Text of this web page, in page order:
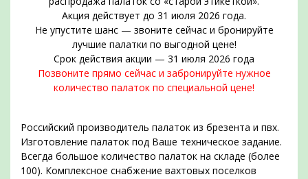
Акция действует до 31 июля 2026 года.
Не упустите шанс — звоните сейчас и бронируйте
лучшие палатки по выгодной цене!
Срок действия акции — 31 июля 2026 года
Позвоните прямо сейчас и забронируйте нужное
количество палаток по специальной цене!
Российский производитель палаток из брезента и пвх.
Изготовление палаток под Ваше техническое задание.
Всегда большое количество палаток на складе (более
100). Комплексное снабжение вахтовых поселков
подобрать